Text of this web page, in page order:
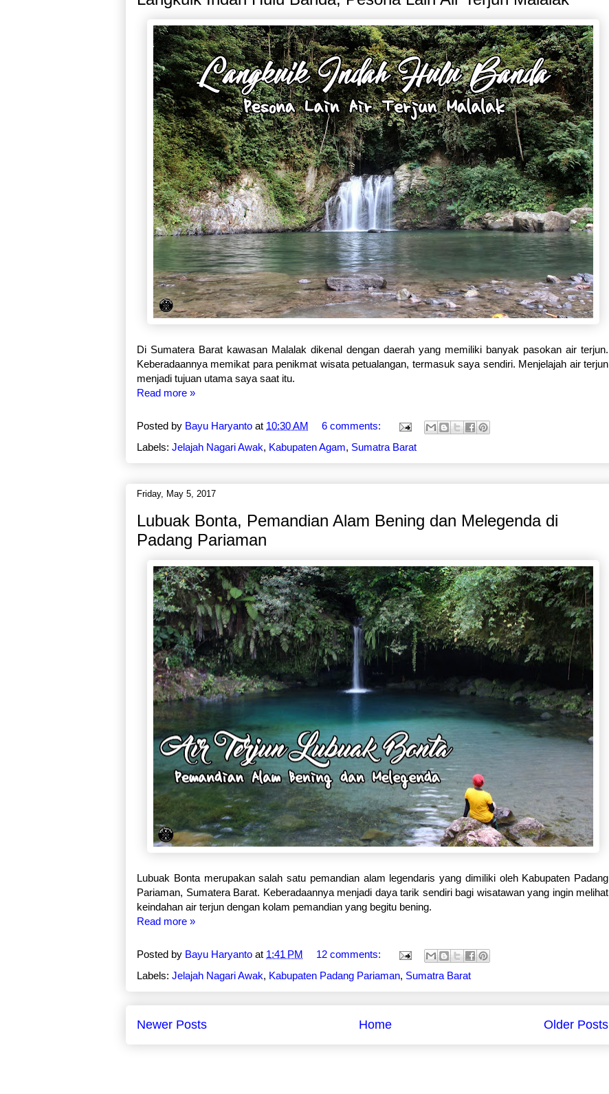
Di Sumatera Barat kawasan Malalak dikenal dengan daerah yang memiliki banyak pasokan air terjun.
Keberadaannya memikat para penikmat wisata petualangan, termasuk saya sendiri. Menjelajah air terjun
menjadi tujuan utama saya saat itu.
Read more »
Posted by Bayu Haryanto at 10:30 AM
6 comments:
Labels: Jelajah Nagari Awak, Kabupaten Agam, Sumatra Barat
Friday, May 5, 2017
Lubuak Bonta, Pemandian Alam Bening dan Melegenda di
Padang Pariaman
Lubuak Bonta merupakan salah satu pemandian alam legendaris yang dimiliki oleh Kabupaten Padang
Pariaman, Sumatera Barat. Keberadaannya menjadi daya tarik sendiri bagi wisatawan yang ingin melihat
keindahan air terjun dengan kolam pemandian yang begitu bening.
Read more »
Posted by Bayu Haryanto at 1:41 PM
12 comments:
Labels: Jelajah Nagari Awak, Kabupaten Padang Pariaman, Sumatra Barat
Newer Posts Older Posts
Home